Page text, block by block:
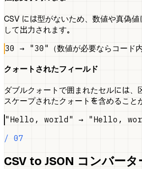
CSV には型がないため、数値や真偽
して出力されます。
30 → "30"（数値が必要ならコード内
クォートされたフィールド
ダブルクォートで囲まれたセルには、
スケープされたクォートを含めること
"Hello, world" → "Hello,
/ 07
CSV to JSON コンバー